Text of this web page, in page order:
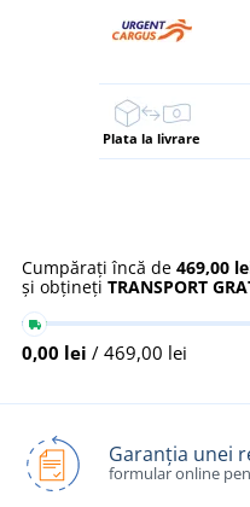
Plata la livrare
Cumpărați încă de 469,00
și obțineți TRANSPORT
0,00 lei / 469,00 lei
Garanția unei
formular online